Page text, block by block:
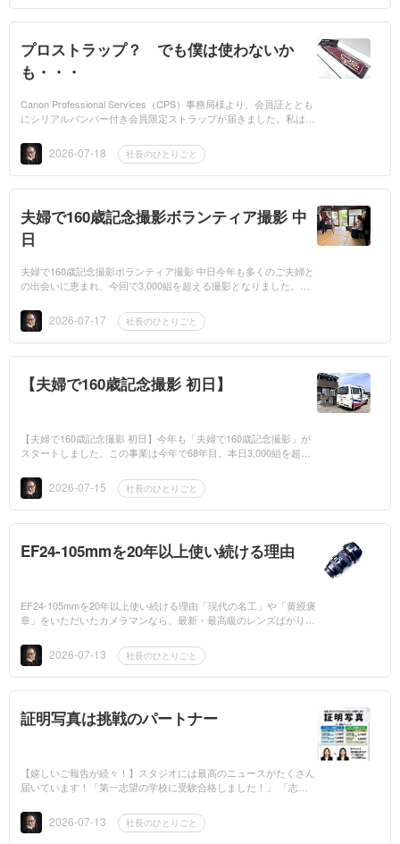
プロストラップ？ でも僕は使わないか
も・・・
Canon Professional Services（CPS）事務局様より、会員証ととも
にシリアルバンバー付き会員限定ストラップが届きました。私は普
自分で使う予...
2026-07-18 社長のひとりごと
夫婦で160歳記念撮影ボランティア撮影 中
日
夫婦で160歳記念撮影ボランティア撮影 中日今年も多くのご夫婦と
の出会いに恵まれ、今回で3,000組を超える撮影となりました。撮
生の先輩方から...
2026-07-17 社長のひとりごと
【夫婦で160歳記念撮影 初日】
【夫婦で160歳記念撮影 初日】今年も「夫婦で160歳記念撮影」が
スタートしました。この事業は今年で68年目。本日3,000組を超え
り続けてこられ...
2026-07-15 社長のひとりごと
EF24-105mmを20年以上使い続ける理由
EF24-105mmを20年以上使い続ける理由「現代の名工」や「黄綬褒
章」をいただいたカメラマンなら、最新・最高級のレンズばかり使
ている一本が...
2026-07-13 社長のひとりごと
証明写真は挑戦のパートナー
【嬉しいご報告が続々！】スタジオには最高のニュースがたくさん
届いています！「第一志望の学校に受験合格しました！」 「志望
だ瞬間に...2026-07-13 社長のひとりごと